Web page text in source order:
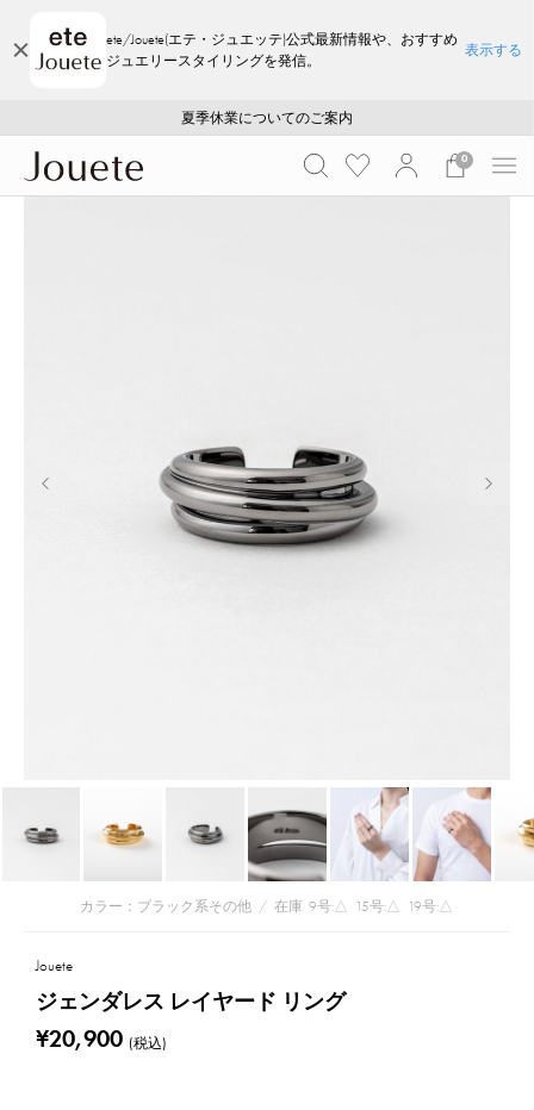
ete/Jouete(エテ・ジュエッテ)公式最新情報や、おすすめ
ジュエリースタイリングを発信。
表示する
採用のご案内
ご注文いただいたお品物のお届け状況について
夏季休業についてのご案内
WEB LIMITED ITEMS >>
採用のご案内
ご注文いただいたお品物のお届け状況について
0
カラー：ブラック系その他 / 在庫 9号:△ 15号:△ 19号:△
Jouete
ジェンダレス レイヤード リング
¥20,900 (税込)